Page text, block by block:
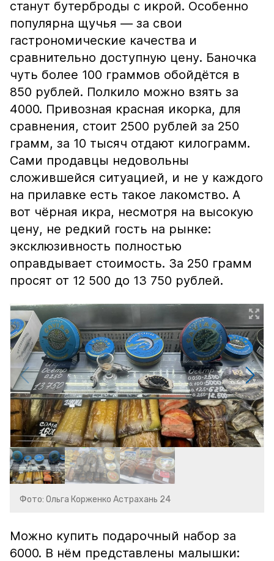
станут бутерброды с икрой. Особенно
популярна щучья — за свои
гастрономические качества и
сравнительно доступную цену. Баночка
чуть более 100 граммов обойдётся в
850 рублей. Полкило можно взять за
4000. Привозная красная икорка, для
сравнения, стоит 2500 рублей за 250
грамм, за 10 тысяч отдают килограмм.
Сами продавцы недовольны
сложившейся ситуацией, и не у каждого
на прилавке есть такое лакомство. А
вот чёрная икра, несмотря на высокую
цену, не редкий гость на рынке:
эксклюзивность полностью
оправдывает стоимость. За 250 грамм
просят от 12 500 до 13 750 рублей.
Фото: Ольга Корженко Астрахань 24
Можно купить подарочный набор за
6000. В нём представлены малышки: